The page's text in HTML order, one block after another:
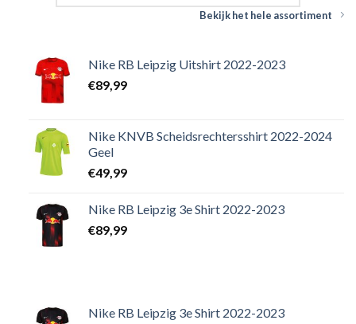
Bekijk het hele assortiment
Nike RB Leipzig Uitshirt 2022-2023
€89,99
Nike KNVB Scheidsrechtersshirt 2022-2024
Geel
€49,99
Nike RB Leipzig 3e Shirt 2022-2023
€89,99
Nike RB Leipzig 3e Shirt 2022-2023